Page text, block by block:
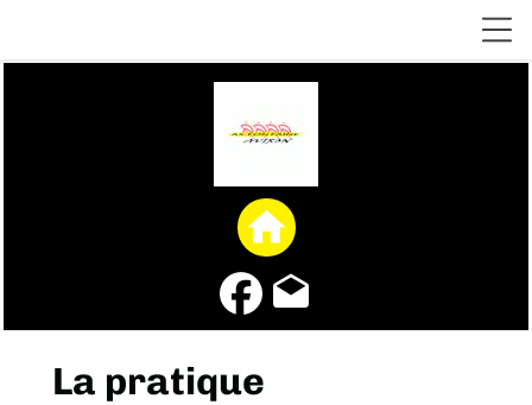
home
drafts
La pratique